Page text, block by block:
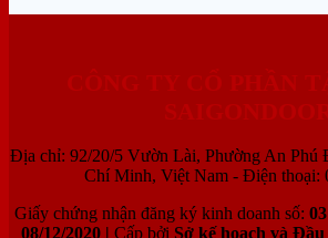
Địa chỉ: 92/20/5 Vườn Lài, Phường An Phú
Chí Minh, Việt Nam - Điện thoại:
Giấy chứng nhận đăng ký kinh doanh số:
08/12/2020 |
Cấp bởi Sở kế hoạch và